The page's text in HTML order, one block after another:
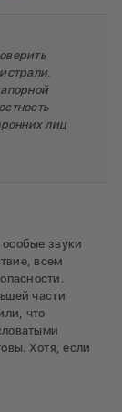
лиц
особые звуки
всем
части
что
Хотя, если